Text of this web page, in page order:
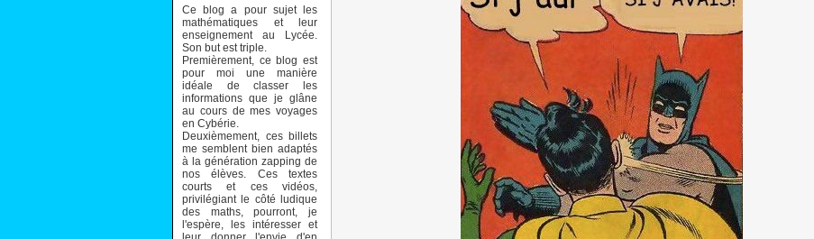
Ce blog a pour sujet les
mathématiques et leur
enseignement au Lycée.
Son but est triple.
Premièrement, ce blog est
pour moi une manière
idéale de classer les
informations que je glâne
au cours de mes voyages
en Cybérie.
Deuxièmement, ces billets
me semblent bien adaptés
à la génération zapping de
nos élèves. Ces textes
courts et ces vidéos,
privilégiant le côté ludique
des maths, pourront, je
l'espère, les intéresser et